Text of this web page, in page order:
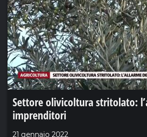
Settore olivicoltura stritolato:
imprenditori
21 gennaio 2022